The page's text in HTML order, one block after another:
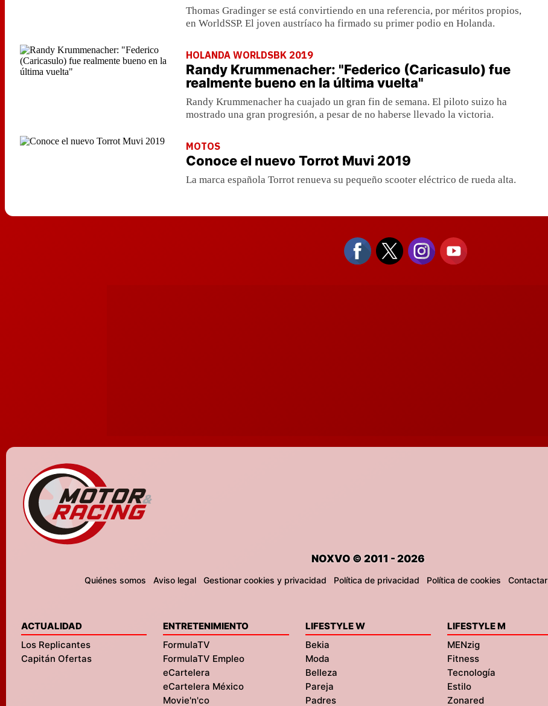
Thomas Gradinger se está convirtiendo en una referencia, por méritos propios,
en WorldSSP. El joven austríaco ha firmado su primer podio en Holanda.
HOLANDA WORLDSBK 2019
Randy Krummenacher: "Federico (Caricasulo) fue
realmente bueno en la última vuelta"
Randy Krummenacher ha cuajado un gran fin de semana. El piloto suizo ha
mostrado una gran progresión, a pesar de no haberse llevado la victoria.
MOTOS
Conoce el nuevo Torrot Muvi 2019
La marca española Torrot renueva su pequeño scooter eléctrico de rueda alta.
NOXVO © 2011 - 2026
Quiénes somos Aviso legal Gestionar cookies y privacidad Política de privacidad Política de cookies Contactar
ACTUALIDAD
Los Replicantes
Capitán Ofertas
ENTRETENIMIENTO
FormulaTV
FormulaTV Empleo
eCartelera
eCartelera México
Movie'n'co
LIFESTYLE W
Bekia
Moda
Belleza
Pareja
Padres
LIFESTYLE M
MENzig
Fitness
Tecnología
Estilo
Zonared